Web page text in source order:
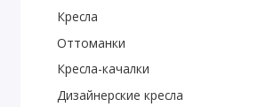
Кресла
Оттоманки
Кресла-качалки
Дизайнерские кресла